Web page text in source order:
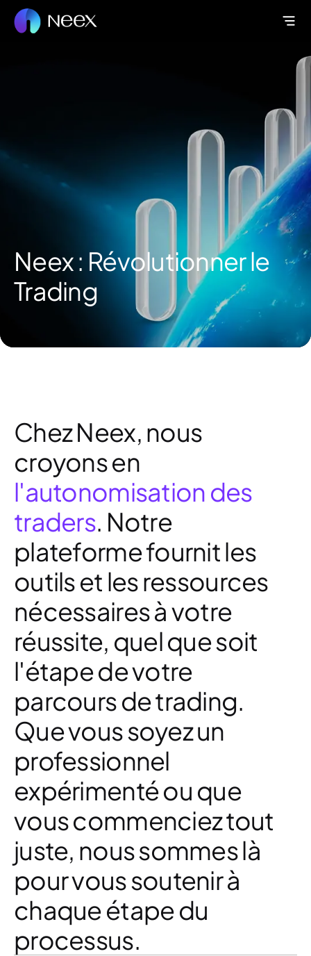
Neex : Révolutionner le
Trading
Chez Neex, nous
croyons en
l'autonomisation des
traders. Notre
plateforme fournit les
outils et les ressources
nécessaires à votre
réussite, quel que soit
l'étape de votre
parcours de trading.
Que vous soyez un
professionnel
expérimenté ou que
vous commenciez tout
juste, nous sommes là
pour vous soutenir à
chaque étape du
processus.